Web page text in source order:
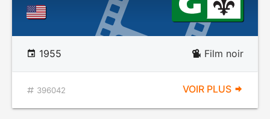
1955 Film noir
396042 VOIR PLUS